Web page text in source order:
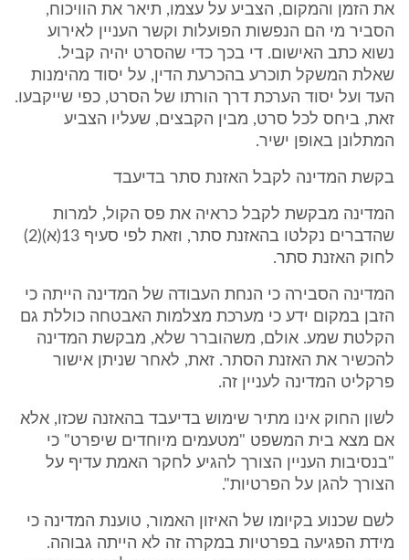
את הזמן והמקום, הצביע על עצמו, תיאר את הוויכוח,
הסביר מי הם הנפשות הפועלות וקשר העניין לאירוע
נשוא כתב האישום. די בכך כדי שהסרט יהיה קביל.
שאלת המשקל תוכרע בהכרעת הדין, על יסוד מהימנות
העד ועל יסוד הערכת דרך הורתו של הסרט, כפי שייקבעו.
זאת, ביחס לכל סרט, מבין הקבצים, שעליו הצביע
המתלונן באופן ישיר.
בקשת המדינה לקבל האזנת סתר בדיעבד
המדינה מבקשת לקבל כראיה את פס הקול, למרות
שהדברים נקלטו בהאזנת סתר, וזאת לפי סעיף 13(א)(2)
לחוק האזנת סתר.
המדינה הסבירה כי הנחת העבודה של המדינה הייתה כי
הזבן במקום ידע כי מערכת מצלמות האבטחה כוללת גם
הקלטת שמע. אולם, משהוברר שלא, מבקשת המדינה
להכשיר את האזנת הסתר. זאת, לאחר שניתן אישור
פרקליט המדינה לעניין זה.
לשון החוק אינו מתיר שימוש בדיעבד בהאזנה שכזו, אלא
אם מצא בית המשפט "מטעמים מיוחדים שיפרט" כי
"בנסיבות העניין הצורך להגיע לחקר האמת עדיף על
הצורך להגן על הפרטיות".
לשם שכנוע בקיומו של האיזון האמור, טוענת המדינה כי
מידת הפגיעה בפרטיות במקרה זה לא הייתה גבוהה.